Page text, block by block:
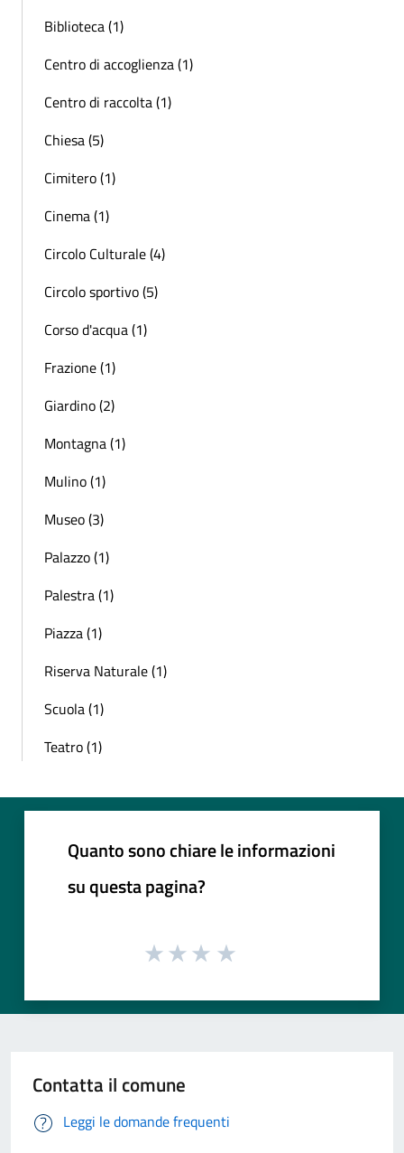
Biblioteca (1)
Centro di accoglienza (1)
Centro di raccolta (1)
Chiesa (5)
Cimitero (1)
Cinema (1)
Circolo Culturale (4)
Circolo sportivo (5)
Corso d'acqua (1)
Frazione (1)
Giardino (2)
Montagna (1)
Mulino (1)
Museo (3)
Palazzo (1)
Palestra (1)
Piazza (1)
Riserva Naturale (1)
Scuola (1)
Teatro (1)
Quanto sono chiare le informazioni
su questa pagina?
Contatta il comune
Leggi le domande frequenti